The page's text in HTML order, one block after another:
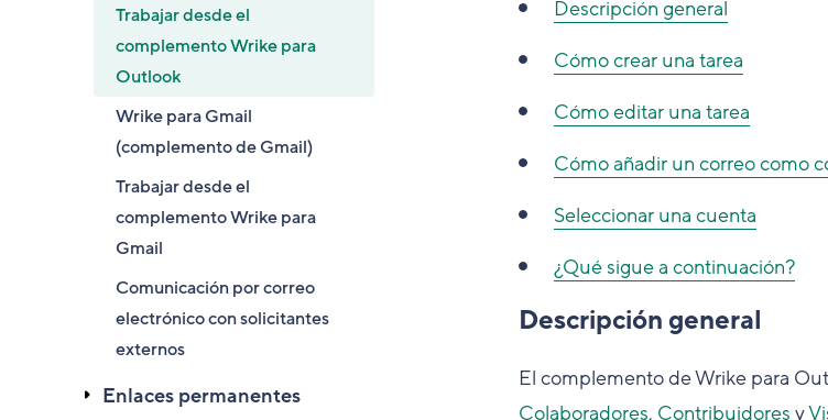
Trabajar desde el
complemento Wrike para
Outlook
Wrike para Gmail
(complemento de Gmail)
Trabajar desde el
complemento Wrike para
Gmail
Comunicación por correo
electrónico con solicitantes
externos
Enlaces permanentes
Descripción general
Cómo crear una tarea
Cómo editar una tarea
Cómo añadir un correo como
Seleccionar una cuenta
¿Qué sigue a continuación?
Descripción general
El complemento de Wrike para
Colaboradores, Contribuidores y